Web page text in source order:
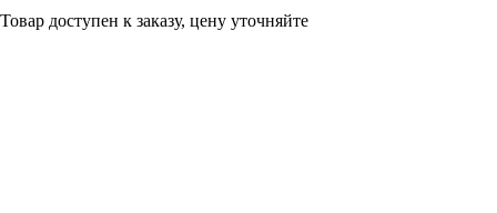
Товар доступен к заказу, цену уточняйте